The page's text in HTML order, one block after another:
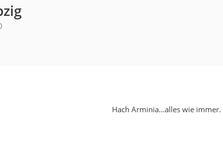
Hach Arminia...alles wie immer.